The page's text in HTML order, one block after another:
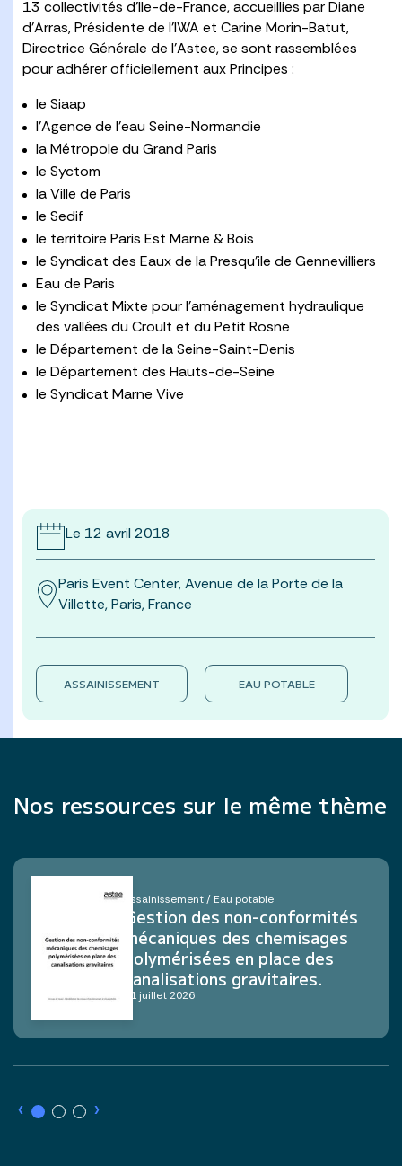
13 collectivités d’Ile-de-France, accueillies par Diane
d’Arras, Présidente de l’IWA et Carine Morin-Batut,
Directrice Générale de l’Astee, se sont rassemblées
pour adhérer officiellement aux Principes :
le Siaap
l’Agence de l’eau Seine-Normandie
la Métropole du Grand Paris
le Syctom
la Ville de Paris
le Sedif
le territoire Paris Est Marne & Bois
le Syndicat des Eaux de la Presqu’ile de Gennevilliers
Eau de Paris
le Syndicat Mixte pour l’aménagement hydraulique
des vallées du Croult et du Petit Rosne
le Département de la Seine-Saint-Denis
le Département des Hauts-de-Seine
le Syndicat Marne Vive
Le 12 avril 2018
Paris Event Center, Avenue de la Porte de la
Villette, Paris, France
ASSAINISSEMENT EAU POTABLE
Nos ressources sur le même thème
Assainissement / Eau potable
Gestion des non-conformités
mécaniques des chemisages
polymérisées en place des
canalisations gravitaires.
21 juillet 2026
› ›